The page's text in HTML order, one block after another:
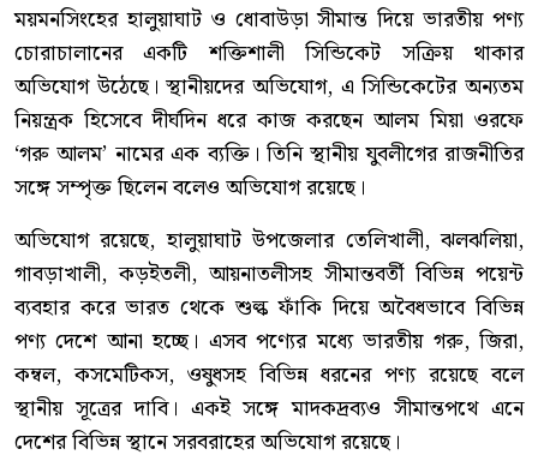
ময়মনসিংহের হালুয়াঘাট ও ধোবাউড়া সীমান্ত দিয়ে ভারতীয় পণ্য
চোরাচালানের একটি শক্তিশালী সিন্ডিকেট সক্রিয় থাকার
অভিযোগ উঠেছে। স্থানীয়দের অভিযোগ, এ সিন্ডিকেটের অন্যতম
নিয়ন্ত্রক হিসেবে দীর্ঘদিন ধরে কাজ করছেন আলম মিয়া ওরফে
‘গরু আলম’ নামের এক ব্যক্তি। তিনি স্থানীয় যুবলীগের রাজনীতির
সঙ্গে সম্পৃক্ত ছিলেন বলেও অভিযোগ রয়েছে।
অভিযোগ রয়েছে, হালুয়াঘাট উপজেলার তেলিখালী, ঝলঝলিয়া,
গাবড়াখালী, কড়ইতলী, আয়নাতলীসহ সীমান্তবর্তী বিভিন্ন পয়েন্ট
ব্যবহার করে ভারত থেকে শুল্ক ফাঁকি দিয়ে অবৈধভাবে বিভিন্ন
পণ্য দেশে আনা হচ্ছে। এসব পণ্যের মধ্যে ভারতীয় গরু, জিরা,
কম্বল, কসমেটিকস, ওষুধসহ বিভিন্ন ধরনের পণ্য রয়েছে বলে
স্থানীয় সূত্রের দাবি। একই সঙ্গে মাদকদ্রব্যও সীমান্তপথে এনে
দেশের বিভিন্ন স্থানে সরবরাহের অভিযোগ রয়েছে।